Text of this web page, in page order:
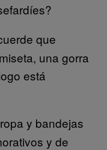
que
una gorra
está
y bandejas
y de